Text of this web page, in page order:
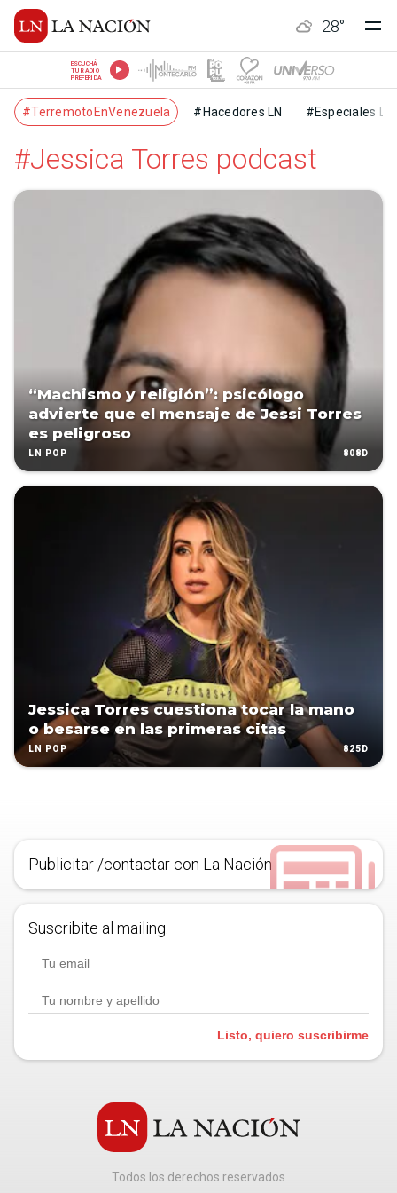
28°
ESCUCHÁ
TU RADIO
PREFERIDA
#TerremotoEnVenezuela #Hacedores LN #Especiales LN
#Jessica Torres podcast
“Machismo y religión”: psicólogo
advierte que el mensaje de Jessi Torres
es peligroso
LN POP 808D
Jessica Torres cuestiona tocar la mano
o besarse en las primeras citas
LN POP 825D
Publicitar /contactar con La Nación
Suscribite al mailing.
Listo, quiero suscribirme
Todos los derechos reservados